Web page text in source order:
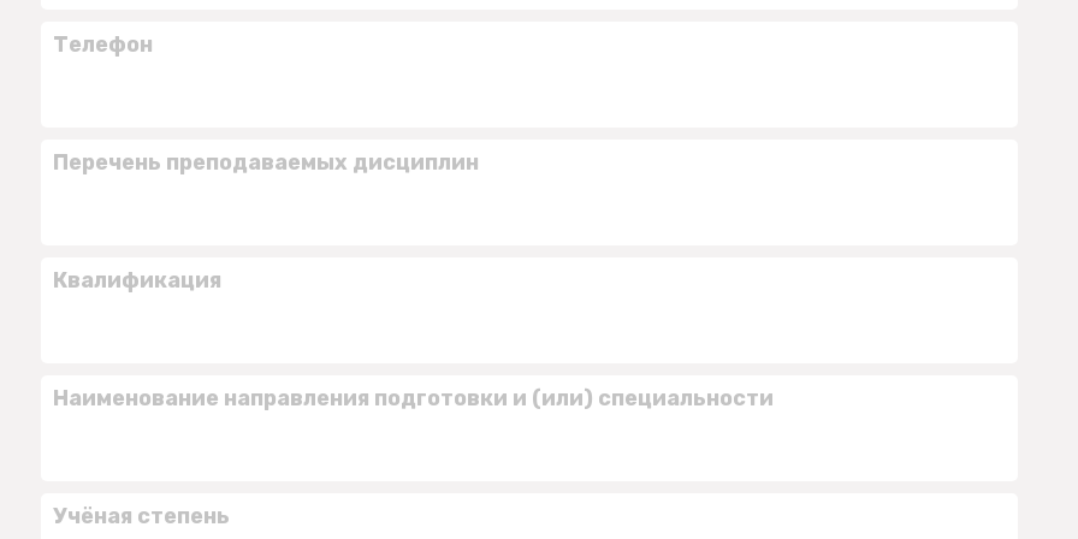
Телефон
Перечень преподаваемых дисциплин
Квалификация
Наименование направления подготовки и (или) специальности
Учёная степень